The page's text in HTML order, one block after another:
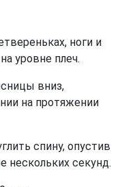
ноги и
уровне плеч.
вниз,
на протяжении
спину, опустив
нескольких секунд.